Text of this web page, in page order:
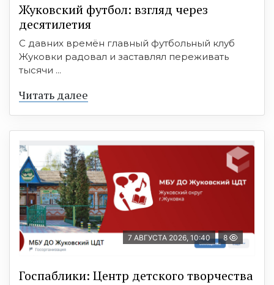
Жуковский футбол: взгляд через
десятилетия
С давних времён главный футбольный клуб
Жуковки радовал и заставлял переживать
тысячи ...
Читать далее
7 АВГУСТА 2026, 10:40 8
Госпаблики: Центр детского творчества